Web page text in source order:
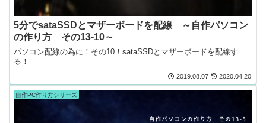
5分でsataSSDとマザーボードを配線 ～自作パソコン
の作り方 その13-10～
パソコン配線の為に！その10！sataSSDとマザーボードを配線す
る！
2019.08.07 2020.04.20
自作PC作り方シリーズ